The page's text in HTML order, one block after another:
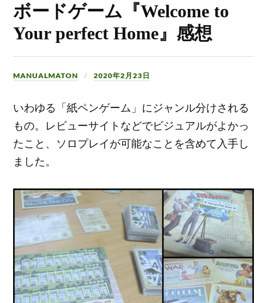
ボードゲーム『Welcome to
Your perfect Home』感想
MANUALMATON 2020年2月23日
いわゆる「紙ペンゲーム」にジャンル分けされる
もの。レビューサイトなどでビジュアルがよかっ
たこと、ソロプレイが可能なことを含めて入手し
ました。